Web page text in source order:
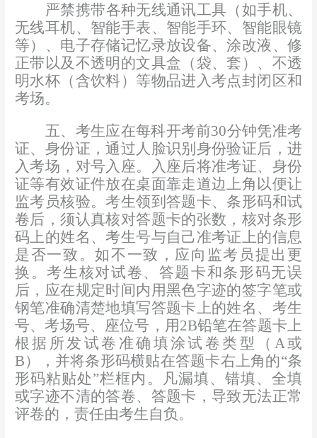
严禁携带各种无线通讯工具（如手机、
无线耳机、智能手表、智能手环、智能眼镜
等）、电子存储记忆录放设备、涂改液、修
正带以及不透明的文具盒（袋、套）、不透
明水杯（含饮料）等物品进入考点封闭区和
考场。
五、考生应在每科开考前30分钟凭准考
证、身份证，通过人脸识别身份验证后，进
入考场，对号入座。入座后将准考证、身份
证等有效证件放在桌面靠走道边上角以便让
监考员核验。考生领到答题卡、条形码和试
卷后，须认真核对答题卡的张数，核对条形
码上的姓名、考生号与自己准考证上的信息
是否一致。如不一致，应向监考员提出更
换。考生核对试卷、答题卡和条形码无误
后，应在规定时间内 用黑色字迹的签字笔或
钢笔准确清楚地填写答题卡上的姓名、考生
号、考场号、座位号，用 2B铅笔在答题卡上
根据所发试卷准确填涂试卷类型（ A或
B），并将条形码横贴在答题卡右上角的“条
形码粘贴处”栏框内。凡漏填、错填、全填
或字迹不清的答卷、答题卡，导致无法正常
评卷的，责任由考生自负。